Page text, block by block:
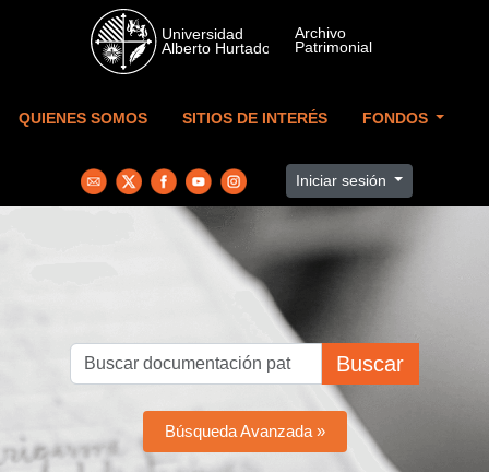
Skip to main content
QUIENES SOMOS SITIOS DE INTERÉS FONDOS
Iniciar sesión
Buscar
Búsqueda Avanzada »